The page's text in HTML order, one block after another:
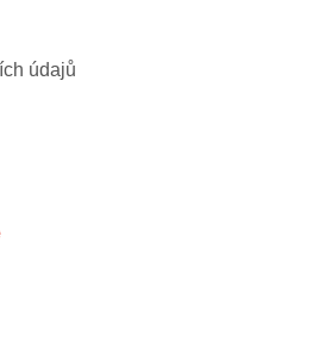
údajů